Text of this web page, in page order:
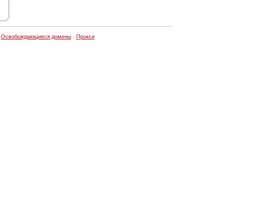
Освобождающиеся домены· Прокси